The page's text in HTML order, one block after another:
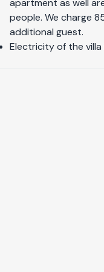
apartment as well
people. We charge
additional guest.
Electricity of the villa